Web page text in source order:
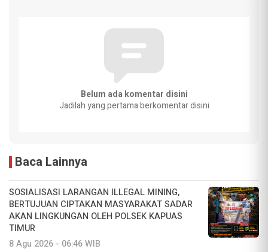
Belum ada komentar disini
Jadilah yang pertama berkomentar disini
Baca Lainnya
SOSIALISASI LARANGAN ILLEGAL MINING,
BERTUJUAN CIPTAKAN MASYARAKAT SADAR
AKAN LINGKUNGAN OLEH POLSEK KAPUAS
TIMUR
8 Agu 2026 - 06:46 WIB